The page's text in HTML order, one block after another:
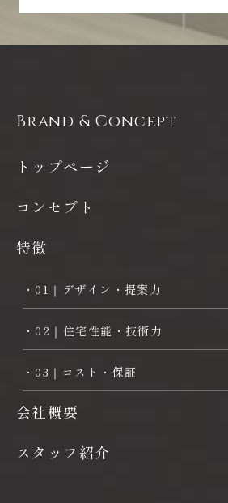
Brand & Concept
トップページ
コンセプト
特徴
・01｜デザイン・提案力
・02｜住宅性能・技術力
・03｜コスト・保証
会社概要
スタッフ紹介